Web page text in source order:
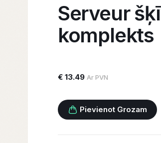
Serveur
komplekts
€ 13.49 Ar PVN
Pievienot Grozam